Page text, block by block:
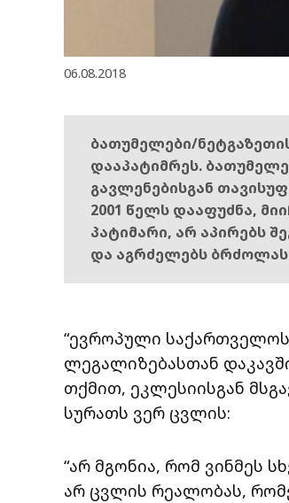
06.08.2018
ბათუმელები/
დააპატიმრეს.
გავლენებისგან
2001 წელს დააფუძნა,
პატიმარი, არ აპირებს
და აგრძელებს
“ევროპული
ლეგალიზებასთან
თქმით, ეკლესიისგან
სურათს ვერ ცვლის:
“არ მგონია, რომ ვინმეს
არ ცვლის რეალობას,